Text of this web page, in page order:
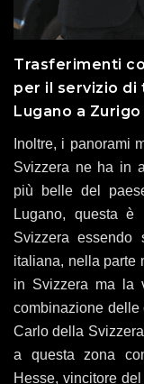
Trasferimenti
per il servizio
Lugano a Zurigo
Inoltre, i panorami
Svizzera ne ha in
più belle del
Lugano, questa
Svizzera essendo
italiana, nella parte
in Svizzera ma la
combinazione delle
Carlo della
a questa zona
Hesse, vincitore